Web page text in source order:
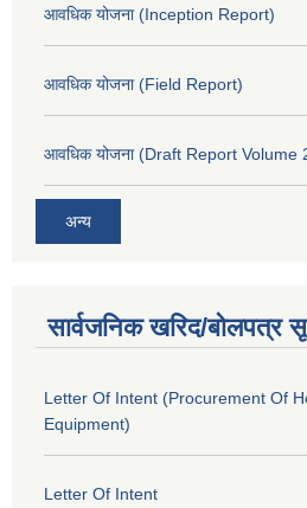
आवधिक योजना (Inception Report)
आवधिक योजना (Field Report)
आवधिक योजना (Draft Report Volume
अन्य
सार्वजनिक खरिद/बोलपत्र
Letter Of Intent (Procurement Of
Equipment)
Letter Of Intent